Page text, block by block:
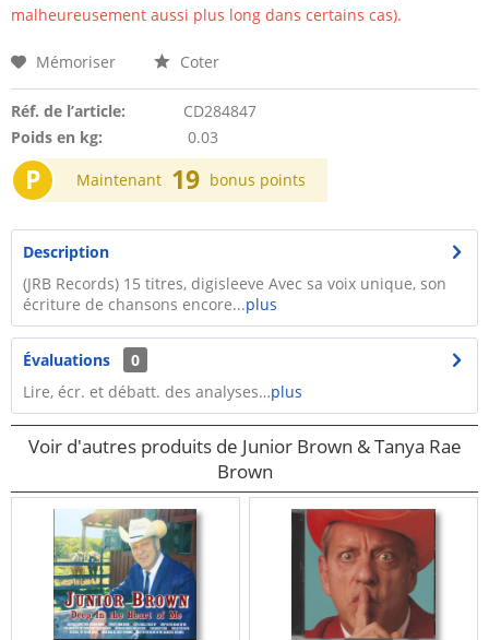
malheureusement aussi plus long dans certains cas).
Mémoriser Coter
Réf. de l’article:
CD284847
Poids en kg:
0.03
P Maintenant 19 bonus points
Description
(JRB Records) 15 titres, digisleeve Avec sa voix unique, son
écriture de chansons encore...plus
Évaluations
0
Lire, écr. et débatt. des analyses…plus
Voir d'autres produits de Junior Brown & Tanya Rae
Brown